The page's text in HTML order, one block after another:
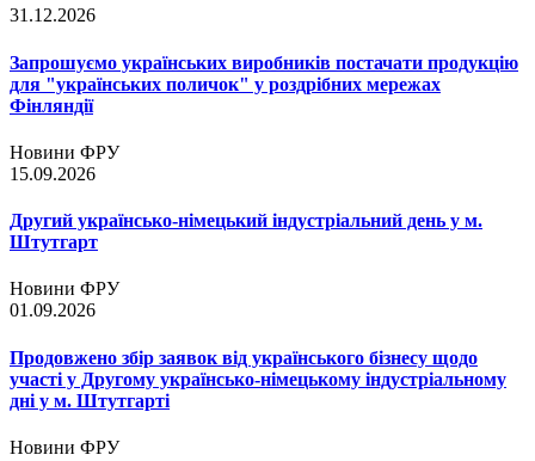
31.12.2026
Запрошуємо українських виробників постачати продукцію
для "українських поличок" у роздрібних мережах
Фінляндії
Новини ФРУ
15.09.2026
Другий українсько-німецький індустріальний день у м.
Штутгарт
Новини ФРУ
01.09.2026
Продовжено збір заявок від українського бізнесу щодо
участі у Другому українсько-німецькому індустріальному
дні у м. Штутгарті
Новини ФРУ